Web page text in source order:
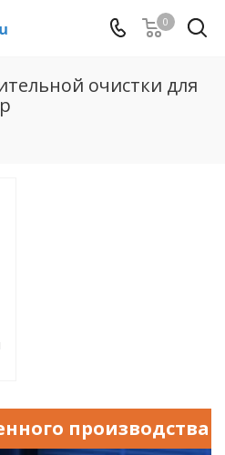
0
очистки для
производства